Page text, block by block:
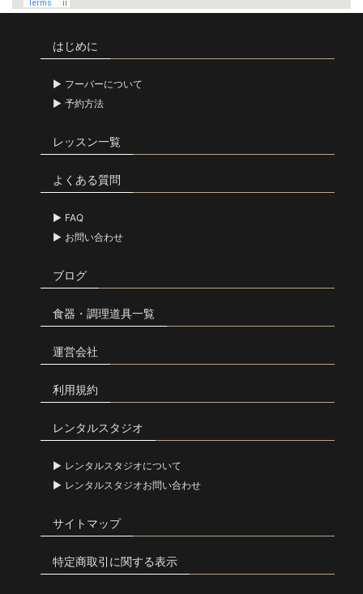
はじめに
フーバーについて
予約方法
レッスン一覧
よくある質問
FAQ
お問い合わせ
ブログ
食器・調理道具一覧
運営会社
利用規約
レンタルスタジオ
レンタルスタジオについて
レンタルスタジオお問い合わせ
サイトマップ
特定商取引に関する表示